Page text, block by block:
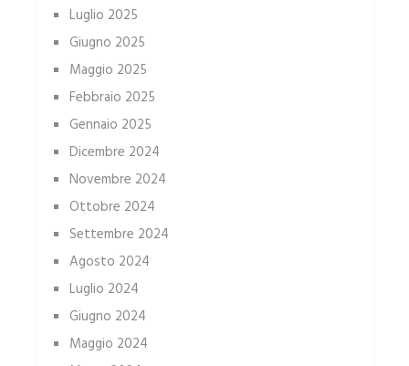
Luglio 2025
Giugno 2025
Maggio 2025
Febbraio 2025
Gennaio 2025
Dicembre 2024
Novembre 2024
Ottobre 2024
Settembre 2024
Agosto 2024
Luglio 2024
Giugno 2024
Maggio 2024